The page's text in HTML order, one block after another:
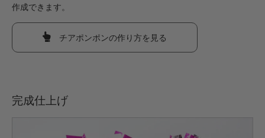
作成できます。
チアポンポンの作り方を見る
完成仕上げ